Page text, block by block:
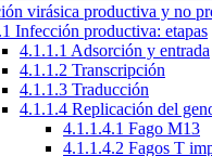
virásica productiva y no
Infección productiva: etapas
4.1.1.1 Adsorción y entrada
4.1.1.2 Transcripción
4.1.1.3 Traducción
4.1.1.4 Replicación del
4.1.1.4.1 Fago M13
4.1.1.4.2 Fagos T